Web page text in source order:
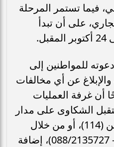
فيما تستمر المرحلة
سبتمبر الجاري، على أن تبدأ
للمواطنين إلى
عن أي مخالفات
أن غرفة العمليات
الشكاوى على مدار
الساعة عبر الخط الساخن (114)، أو من خلال
الأرقام (088/2135858 – 088/2135727)، إضافة